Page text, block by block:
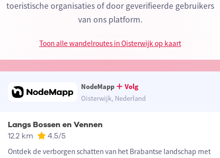
toeristische organisaties of door geverifieerde gebruikers
van ons platform.
Toon alle wandelroutes in Oisterwijk op kaart
NodeMapp
Volg
Oisterwijk, Nederland
Langs Bossen en Vennen
12.2 km 4.5/5
Ontdek de verborgen schatten van het Brabantse landschap met